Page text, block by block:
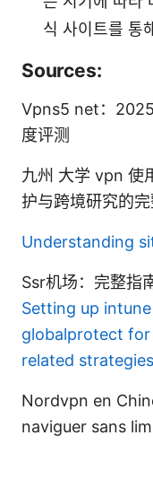
식 사이트를 통
Sources:
Vpns5 net：
度评测
九州 大学 vpn 使
护与跨境研究的
Understanding
Ssr机场：完整指
Setting up
globalprotect for
related strategies
Nordvpn en
naviguer sans